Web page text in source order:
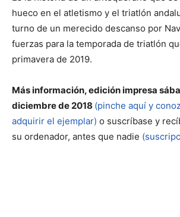
hueco en el atletismo y el triatlón
turno de un merecido descanso por
fuerzas para la temporada de triatlón
primavera de 2019.
Más información, edición impresa
diciembre de 2018 (pinche aquí y
adquirir el ejemplar) o suscríbase y
su ordenador, antes que nadie